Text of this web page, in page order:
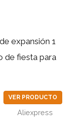
expansión 1
de fiesta para
VER PRODUCTO
Aliexpress